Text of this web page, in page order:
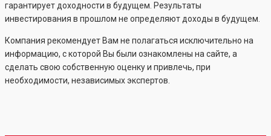
гарантирует доходности в будущем. Результаты
инвестирования в прошлом не определяют доходы в будущем.
Компания рекомендует Вам не полагаться исключительно на
информацию, с которой Вы были ознакомлены на сайте, а
сделать свою собственную оценку и привлечь, при
необходимости, независимых экспертов.